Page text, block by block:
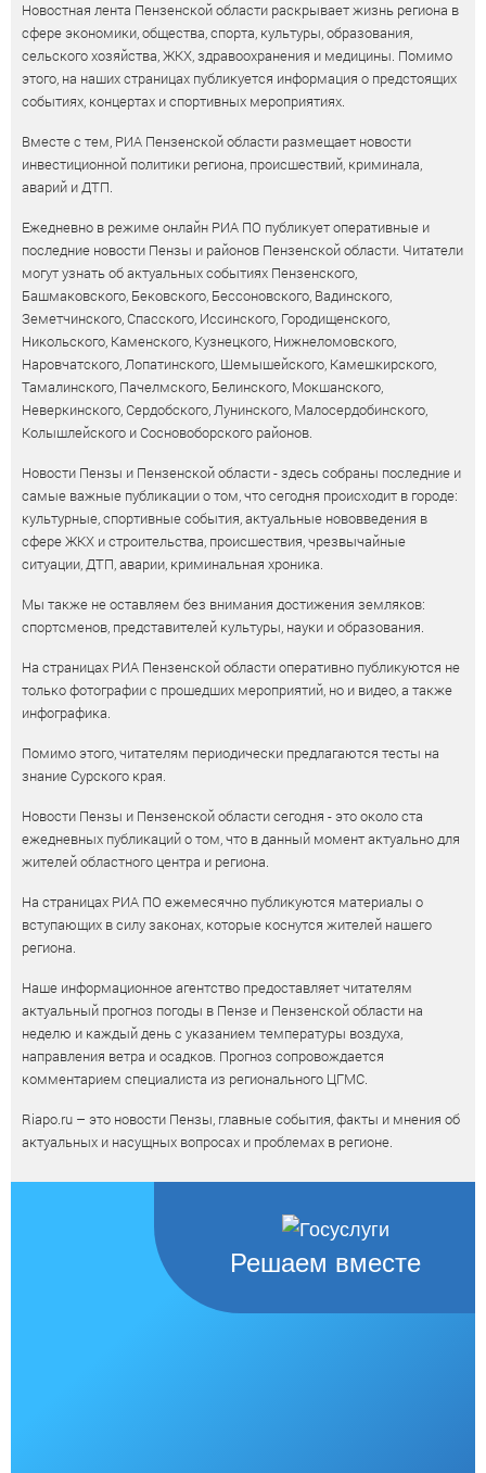
Новостная лента Пензенской области раскрывает жизнь региона в
сфере экономики, общества, спорта, культуры, образования,
сельского хозяйства, ЖКХ, здравоохранения и медицины. Помимо
этого, на наших страницах публикуется информация о предстоящих
событиях, концертах и спортивных мероприятиях.
Вместе с тем, РИА Пензенской области размещает новости
инвестиционной политики региона, происшествий, криминала,
аварий и ДТП.
Ежедневно в режиме онлайн РИА ПО публикует оперативные и
последние новости Пензы и районов Пензенской области. Читатели
могут узнать об актуальных событиях Пензенского,
Башмаковского, Бековского, Бессоновского, Вадинского,
Земетчинского, Спасского, Иссинского, Городищенского,
Никольского, Каменского, Кузнецкого, Нижнеломовского,
Наровчатского, Лопатинского, Шемышейского, Камешкирского,
Тамалинского, Пачелмского, Белинского, Мокшанского,
Неверкинского, Сердобского, Лунинского, Малосердобинского,
Колышлейского и Сосновоборского районов.
Новости Пензы и Пензенской области - здесь собраны последние и
самые важные публикации о том, что сегодня происходит в городе:
культурные, спортивные события, актуальные нововведения в
сфере ЖКХ и строительства, происшествия, чрезвычайные
ситуации, ДТП, аварии, криминальная хроника.
Мы также не оставляем без внимания достижения земляков:
спортсменов, представителей культуры, науки и образования.
На страницах РИА Пензенской области оперативно публикуются не
только фотографии с прошедших мероприятий, но и видео, а также
инфографика.
Помимо этого, читателям периодически предлагаются тесты на
знание Сурского края.
Новости Пензы и Пензенской области сегодня - это около ста
ежедневных публикаций о том, что в данный момент актуально для
жителей областного центра и региона.
На страницах РИА ПО ежемесячно публикуются материалы о
вступающих в силу законах, которые коснутся жителей нашего
региона.
Наше информационное агентство предоставляет читателям
актуальный прогноз погоды в Пензе и Пензенской области на
неделю и каждый день с указанием температуры воздуха,
направления ветра и осадков. Прогноз сопровождается
комментарием специалиста из регионального ЦГМС.
Riapo.ru – это новости Пензы, главные события, факты и мнения об
актуальных и насущных вопросах и проблемах в регионе.
Решаем вместе